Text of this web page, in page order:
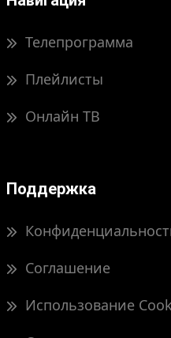
Телепрограмма
Плейлисты
Онлайн ТВ
Поддержка
Соглашение
Использование